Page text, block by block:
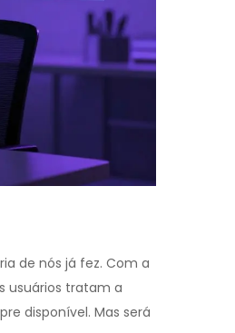
de nós já fez. Com a
usuários tratam a
disponível. Mas será